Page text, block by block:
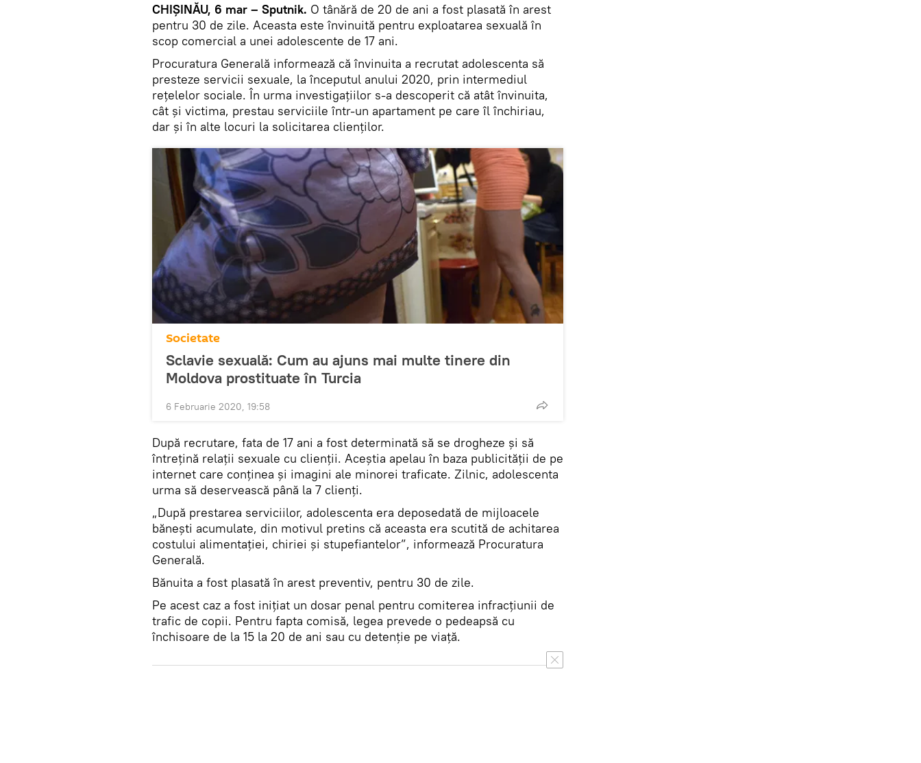
CHIȘINĂU, 6 mar – Sputnik. O tânără de 20 de ani a fost plasată în arest
pentru 30 de zile. Aceasta este învinuită pentru exploatarea sexuală în
scop comercial a unei adolescente de 17 ani.
Procuratura Generală informează că învinuita a recrutat adolescenta să
presteze servicii sexuale, la începutul anului 2020, prin intermediul
rețelelor sociale. În urma investigațiilor s-a descoperit că atât învinuita,
cât și victima, prestau serviciile într-un apartament pe care îl închiriau,
dar și în alte locuri la solicitarea clienților.
Societate
Sclavie sexuală: Cum au ajuns mai multe tinere din
Moldova prostituate în Turcia
6 Februarie 2020, 19:58
După recrutare, fata de 17 ani a fost determinată să se drogheze și să
întrețină relații sexuale cu clienții. Aceștia apelau în baza publicității de pe
internet care conținea și imagini ale minorei traficate. Zilnic, adolescenta
urma să deservească până la 7 clienți.
„După prestarea serviciilor, adolescenta era deposedată de mijloacele
bănești acumulate, din motivul pretins că aceasta era scutită de achitarea
costului alimentației, chiriei și stupefiantelor”, informează Procuratura
Generală.
Bănuita a fost plasată în arest preventiv, pentru 30 de zile.
Pe acest caz a fost inițiat un dosar penal pentru comiterea infracțiunii de
trafic de copii. Pentru fapta comisă, legea prevede o pedeapsă cu
închisoare de la 15 la 20 de ani sau cu detenție pe viață.